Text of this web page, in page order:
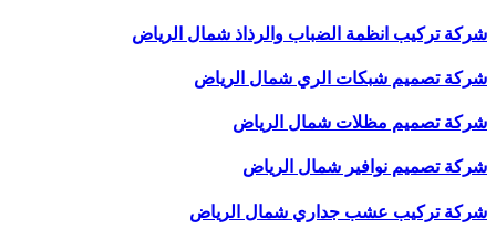
شركة تركيب انظمة الضباب والرذاذ شمال الرياض
شركة تصميم شبكات الري شمال الرياض
شركة تصميم مظلات شمال الرياض
شركة تصميم نوافير شمال الرياض
شركة تركيب عشب جداري شمال الرياض